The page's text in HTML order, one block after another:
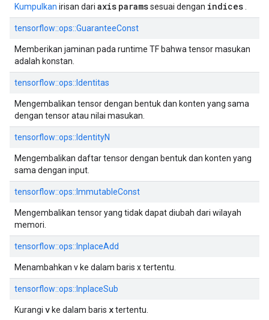
Kumpulkan irisan dari axis paramssesuai dengan indices
tensorflow::ops::GuaranteeConst
Memberikan jaminan pada runtime TF bahwa tensor masukan
adalah konstan.
tensorflow::ops::Identitas
Mengembalikan tensor dengan bentuk dan konten yang sama
dengan tensor atau nilai masukan.
tensorflow::ops::IdentityN
Mengembalikan daftar tensor dengan bentuk dan konten yang
sama dengan input.
tensorflow::ops::ImmutableConst
Mengembalikan tensor yang tidak dapat diubah dari wilayah
memori.
tensorflow::ops::InplaceAdd
Menambahkan v ke dalam baris x tertentu.
tensorflow::ops::InplaceSub
Kurangi v ke dalam baris xtertentu.